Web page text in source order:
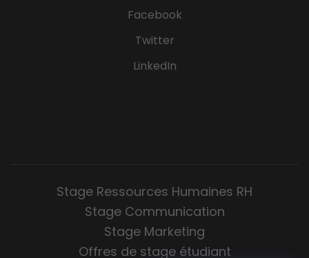
Facebook
Twitter
LinkedIn
Stage Ressources Humaines RH
Stage Communication
Stage Marketing
Offres de stage étudiant